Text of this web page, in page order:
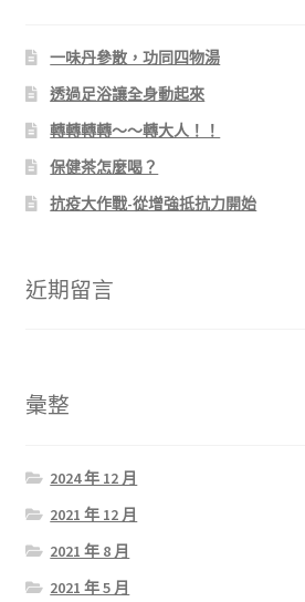
一味丹參散，功同四物湯
透過足浴讓全身動起來
轉轉轉轉～～轉大人！！
保健茶怎麼喝？
抗疫大作戰-從增強抵抗力開始
近期留言
彙整
2024 年 12 月
2021 年 12 月
2021 年 8 月
2021 年 5 月